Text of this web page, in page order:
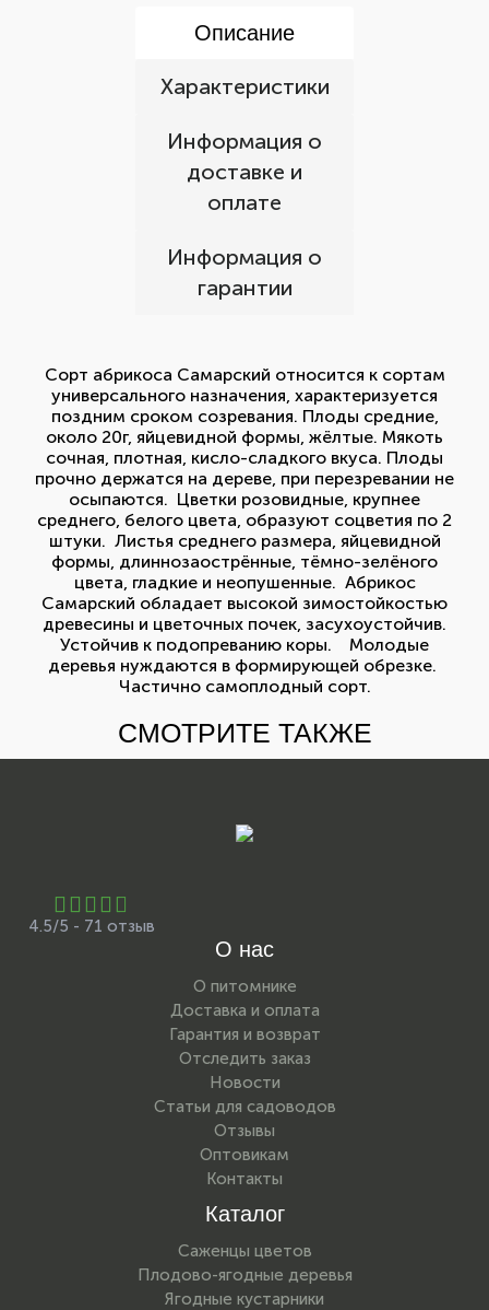
Описание
Характеристики
Информация о
доставке и
оплате
Информация о
гарантии
Сорт абрикоса Самарский относится к сортам
универсального назначения, характеризуется
поздним сроком созревания. Плоды средние,
около 20г, яйцевидной формы, жёлтые. Мякоть
сочная, плотная, кисло-сладкого вкуса. Плоды
прочно держатся на дереве, при перезревании не
осыпаются. Цветки розовидные, крупнее
среднего, белого цвета, образуют соцветия по 2
штуки. Листья среднего размера, яйцевидной
формы, длиннозаострённые, тёмно-зелёного
цвета, гладкие и неопушенные. Абрикос
Самарский обладает высокой зимостойкостью
древесины и цветочных почек, засухоустойчив.
Устойчив к подопреванию коры. Молодые
деревья нуждаются в формирующей обрезке.
Частично самоплодный сорт.
СМОТРИТЕ ТАКЖЕ
4.5/5 - 71 отзыв
О нас
О питомнике
Доставка и оплата
Гарантия и возврат
Отследить заказ
Новости
Статьи для садоводов
Отзывы
Оптовикам
Контакты
Каталог
Саженцы цветов
Плодово-ягодные деревья
Ягодные кустарники